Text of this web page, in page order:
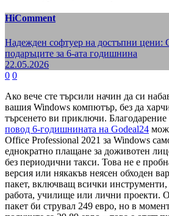
HiComment
Надежден софтуер на достъпни цени:
подаръците за 6-ата годишнина
22.05.2026
0 0
Ако вече сте търсили начин да си
вашия Windows компютър, без да
търсенето ви приключи.
повод 6-годишнината на Godeal24
Office Professional 2021 за Windows
еднократно плащане за доживотен
без периодични такси. Това не е
версия или някакъв неясен обходен
пакет, включващ всички инструменти,
работа, училище или лични проекти.
пакет би струвал 249 евро, но в